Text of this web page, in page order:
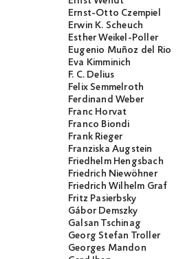
Ernst-Otto Czempiel
Erwin K. Scheuch
Esther Weikel-Poller
Eugenio Muñoz del Rio
Eva Kimminich
F. C. Delius
Felix Semmelroth
Ferdinand Weber
Franc Horvat
Franco Biondi
Frank Rieger
Franziska Augstein
Friedhelm Hengsbach
Friedrich Niewöhner
Friedrich Wilhelm Graf
Fritz Pasierbsky
Gábor Demszky
Galsan Tschinag
Georg Stefan Troller
Georges Mandon